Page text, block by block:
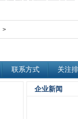
>
联系方式 关注
企业新闻